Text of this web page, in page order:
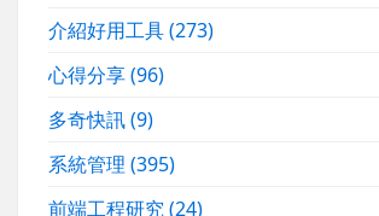
介紹好用工具(273)
心得分享(96)
多奇快訊(9)
系統管理(395)
前端工程研究(24)